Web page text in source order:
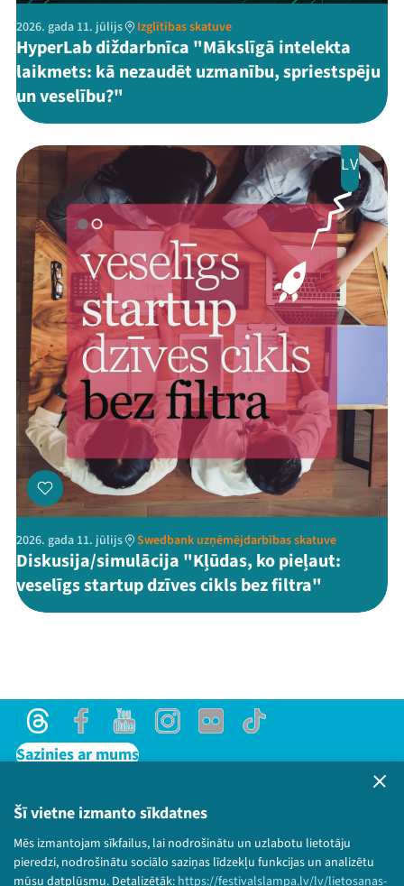
Šī vietne izmanto sīkdatnes
Mēs izmantojam sīkfailus, lai nodrošinātu un uzlabotu lietotāju
pieredzi, nodrošinātu sociālo saziņas līdzekļu funkcijas un analizētu
mūsu datplūsmu. Detalizētāk: https://festivalslampa.lv/lv/lietosanas-
2026. gada 11. jūlijs Izglītības skatuve
HyperLab diždarbnīca "Mākslīgā intelekta
laikmets: kā nezaudēt uzmanību, spriestspēju
un veselību?"
LV
2026. gada 11. jūlijs Swedbank uzņēmējdarbības skatuve
Diskusija/simulācija "Kļūdas, ko pieļaut:
veselīgs startup dzīves cikls bez filtra"
ThreadsFacebookYoutubeInstagram
Flick TikTok
Sazinies ar mums
Lietošanas noteikumi un sīkdatņu politika
Bērnu aizsardzības politika
© 2026 Sarunu festivāls LAMPA Visas tiesības